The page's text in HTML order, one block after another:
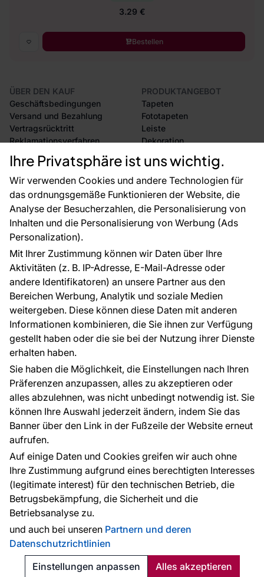
Ihre Privatsphäre ist uns wichtig.
Wir verwenden Cookies und andere Technologien für
das ordnungsgemäße Funktionieren der Website, die
Analyse der Besucherzahlen, die Personalisierung von
Inhalten und die Personalisierung von Werbung (Ads
Personalization).
Mit Ihrer Zustimmung können wir Daten über Ihre
Aktivitäten (z. B. IP-Adresse, E-Mail-Adresse oder
andere Identifikatoren) an unsere Partner aus den
Bereichen Werbung, Analytik und soziale Medien
weitergeben. Diese können diese Daten mit anderen
Informationen kombinieren, die Sie ihnen zur Verfügung
gestellt haben oder die sie bei der Nutzung ihrer Dienste
erhalten haben.
Sie haben die Möglichkeit, die Einstellungen nach Ihren
Präferenzen anzupassen, alles zu akzeptieren oder
alles abzulehnen, was nicht unbedingt notwendig ist. Sie
können Ihre Auswahl jederzeit ändern, indem Sie das
Banner über den Link in der Fußzeile der Website erneut
aufrufen.
Auf einige Daten und Cookies greifen wir auch ohne
Ihre Zustimmung aufgrund eines berechtigten Interesses
(legitimate interest) für den technischen Betrieb, die
Betrugsbekämpfung, die Sicherheit und die
Betriebsanalyse zu.
und auch bei unseren Partnern und deren
Datenschutzrichtlinien
Einstellungen anpassen
Alles akzeptieren
3.29 €
Bestellen
ÜBER DEN KAUF
Geschäftsbedingungen
Versand und Bezahlung
Vertragsrücktritt
Reklamationsverfahren
Rücksendung von Waren
CE-Zertifizierung
Großhandel
Raumvisualisierung
PRODUKTANGEBOT
Tapeten
Fototapeten
Leiste
Dekoration
Selbstklebende Folien
Zubehör
Tapetenmuster
FÜR SIE
Blog
EU-Projekte
Ratschläge und Tipps
FAQ
ÜBER DAS UNTERNEHMEN
Kontakt
Haben Sie Fragen? Wir helfen Ihnen gerne weiter
und beraten Sie persönlich.
+49 781 95633072
service@tapeteneshop.de
Zahlungsarten:
Die Zahlungen werden geleistet von:
© 2010 - 2026 Tapeteneshop
Created:
Reklalink s.r.o.
Schutz personenbezogener Daten